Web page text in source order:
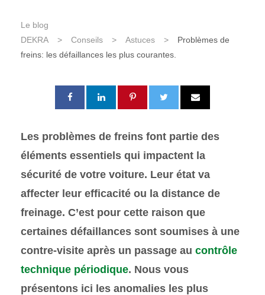
Le blog
DEKRA
> Conseils > Astuces >
Problèmes de
freins: les défaillances les plus courantes.
Les problèmes de freins font partie des
éléments essentiels qui impactent la
sécurité de votre voiture. Leur état va
affecter leur efficacité ou la distance de
freinage. C’est pour cette raison que
certaines défaillances sont soumises à une
contre-visite après un passage au contrôle
technique périodique. Nous vous
présentons ici les anomalies les plus